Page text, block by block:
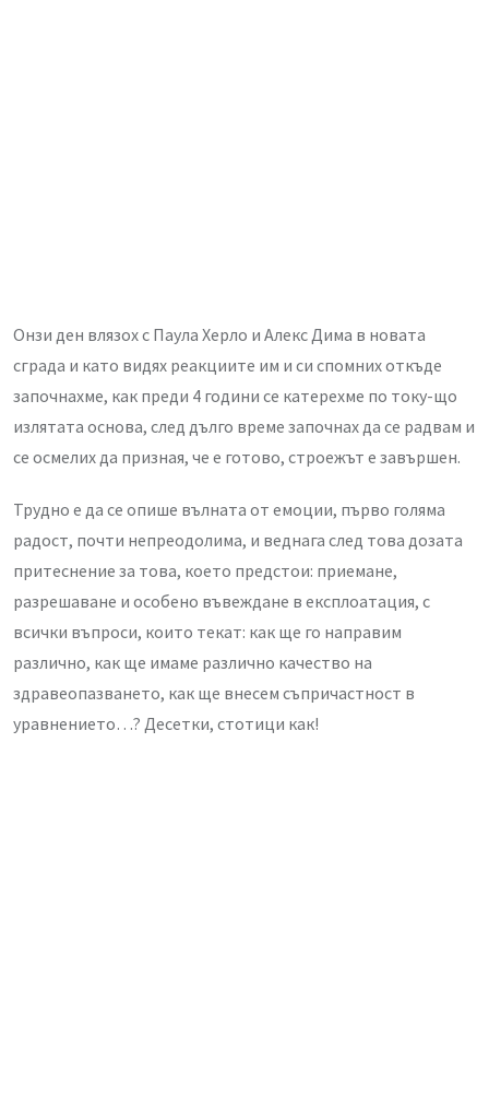
Онзи ден влязох с Паула Херло и Алекс Дима в новата
сграда и като видях реакциите им и си спомних откъде
започнахме, как преди 4 години се катерехме по току-що
излятата основа, след дълго време започнах да се радвам и
се осмелих да призная, че е готово, строежът е завършен.
Трудно е да се опише вълната от емоции, първо голяма
радост, почти непреодолима, и веднага след това дозата
притеснение за това, което предстои: приемане,
разрешаване и особено въвеждане в експлоатация, с
всички въпроси, които текат: как ще го направим
различно, как ще имаме различно качество на
здравеопазването, как ще внесем съпричастност в
уравнението…? Десетки, стотици как!